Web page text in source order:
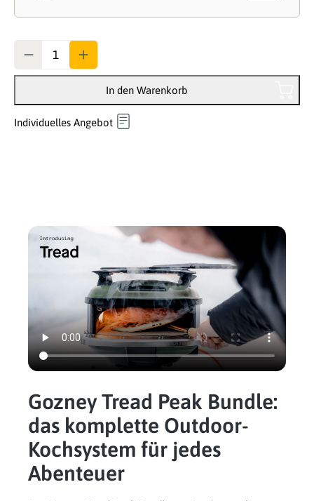
In den Warenkorb
Individuelles Angebot
Gozney Tread Peak Bundle:
das komplette Outdoor-
Kochsystem für jedes
Abenteuer